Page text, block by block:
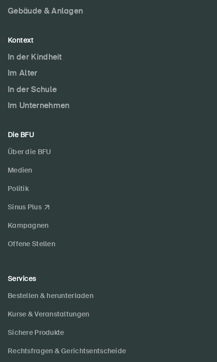
Gebäude & Anlagen
Kontext
In der Kindheit
Im Alter
In der Schule
Im Unternehmen
Die BFU
Über die BFU
Medien
Politik
Sinus Plus
Kampagnen
Offene Stellen
Services
Bestellen & herunterladen
Kurse & Veranstaltungen
Sichere Produkte
Rechtsfragen & Gerichtsentscheide